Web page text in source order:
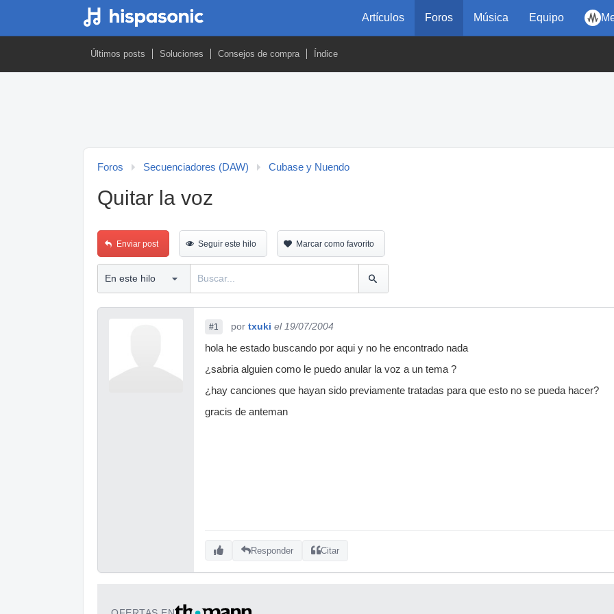
Artículos Foros Música Equipo
Últimos posts Soluciones Consejos de compra Índice
Foros Secuenciadores (DAW) Cubase y Nuendo
Quitar la voz
Enviar post Seguir este hilo Marcar como favorito
#1 por txuki el 19/07/2004
hola he estado buscando por aqui y no he encontrado nada
¿sabria alguien como le puedo anular la voz a un tema ?
¿hay canciones que hayan sido previamente tratadas para que esto no se pueda hacer?
gracis de anteman
Responder Citar